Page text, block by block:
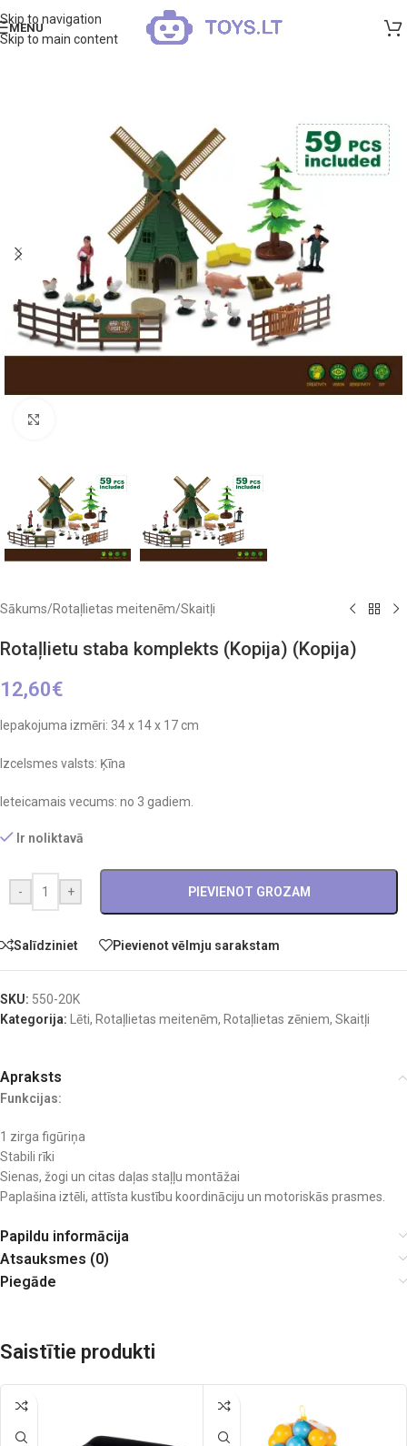
Skip to navigation
Skip to main content
MENU
Sākums/Rotaļlietas meitenēm/Skaitļi
Rotaļlietu staba komplekts (Kopija) (Kopija)
12,60€
Iepakojuma izmēri: 34 x 14 x 17 cm
Izcelsmes valsts: Ķīna
Ieteicamais vecums: no 3 gadiem.
Ir noliktavā
- + PIEVIENOT GROZAM
Salīdziniet Pievienot vēlmju sarakstam
SKU: 550-20K
Kategorija:
Lēti, Rotaļlietas meitenēm, Rotaļlietas zēniem, Skaitļi
Apraksts
Funkcijas:
1 zirga figūriņa
Stabili rīki
Sienas, žogi un citas daļas staļļu montāžai
Paplašina iztēli, attīsta kustību koordināciju un motoriskās prasmes.
Papildu informācija
Atsauksmes (0)
Piegāde
Saistītie produkti